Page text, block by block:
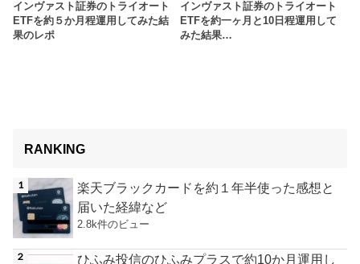
インヴァスト証券のトライオート
ETFを約５か月程運用してみた結
果のレポ
インヴァスト証券のトライオート
ETFを約一ヶ月と10日程運用して
みた結果…
RANKING
楽天ブラックカードを約１年半使った感想と
届いた経緯など
2.8k件のビュー
ひふみ投信のひふみプラスで約10か月運用し